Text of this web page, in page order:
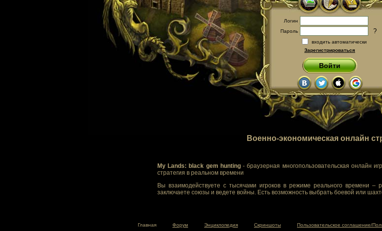
Логин
Пароль
?
входить автоматически
Зарегистрироваться
Войти
Военно-экономическая онлайн
My Lands: black gem hunting- браузерная многопользовательская онлайн
стратегия в реальном времени
Вы взаимодействуете с тысячами игроков в режиме реального времени –
заключаете союзы и ведете войны. Есть возможность выбрать боевой или
Главная Форум Энциклопедия Скриншоты Пользовательское соглашение/